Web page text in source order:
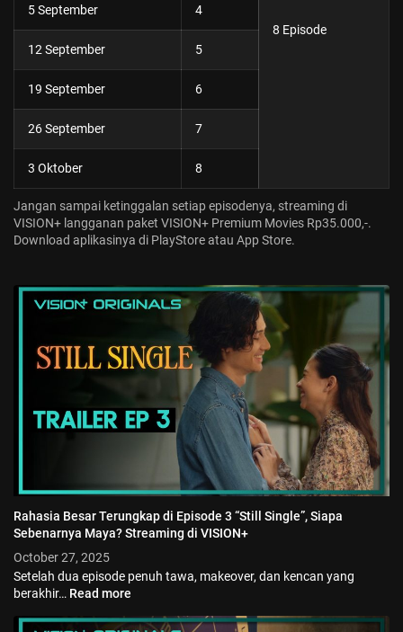
Rahasia Besar Terungkap di Episode 3 “Still Single”, Siapa
Sebenarnya Maya? Streaming di VISION+
October 27, 2025
Setelah dua episode penuh tawa, makeover, dan kencan yang
berakhir… Read more
8 Episode
5 September 4
12 September 5
19 September 6
26 September 7
3 Oktober 8
Jangan sampai ketinggalan setiap episodenya, streaming di
VISION+ langganan paket VISION+ Premium Movies Rp35.000,-.
Download aplikasinya di PlayStore atau App Store.